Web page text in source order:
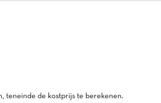
teneinde de kostprijs te berekenen.